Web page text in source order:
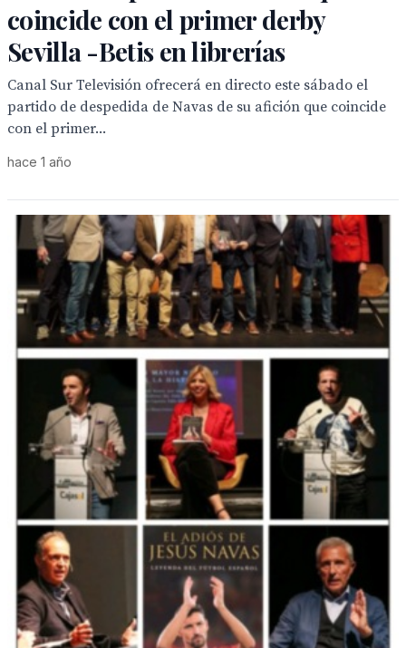
coincide con el primer derby
Sevilla -Betis en librerías
Canal Sur Televisión ofrecerá en directo este sábado el
partido de despedida de Navas de su afición que coincide
con el primer...
hace 1 año